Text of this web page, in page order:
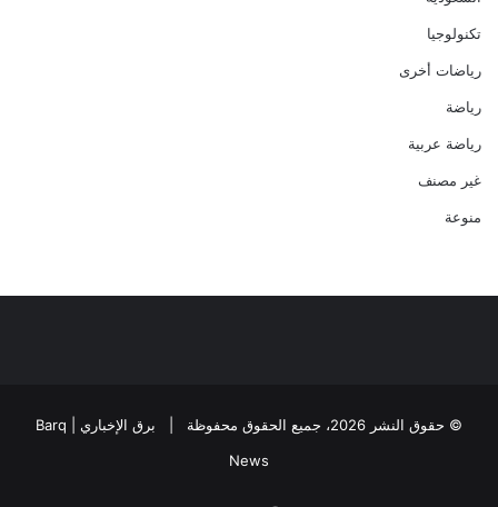
تكنولوجيا
رياضات أخرى
رياضة
رياضة عربية
غير مصنف
منوعة
© حقوق النشر 2026، جميع الحقوق محفوظة |
برق الإخباري | Barq
News